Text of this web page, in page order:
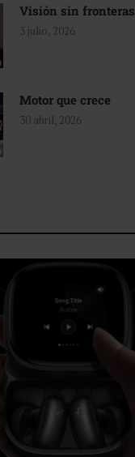
Visión sin fronteras
3 julio, 2026
Motor que crece
30 abril, 2026